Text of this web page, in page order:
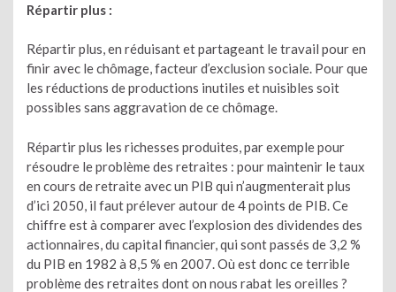
Répartir plus :
Répartir plus, en réduisant et partageant le travail pour en
finir avec le chômage, facteur d’exclusion sociale. Pour que
les réductions de productions inutiles et nuisibles soit
possibles sans aggravation de ce chômage.
Répartir plus les richesses produites, par exemple pour
résoudre le problème des retraites : pour maintenir le taux
en cours de retraite avec un PIB qui n’augmenterait plus
d’ici 2050, il faut prélever autour de 4 points de PIB. Ce
chiffre est à comparer avec l’explosion des dividendes des
actionnaires, du capital financier, qui sont passés de 3,2 %
du PIB en 1982 à 8,5 % en 2007. Où est donc ce terrible
problème des retraites dont on nous rabat les oreilles ?